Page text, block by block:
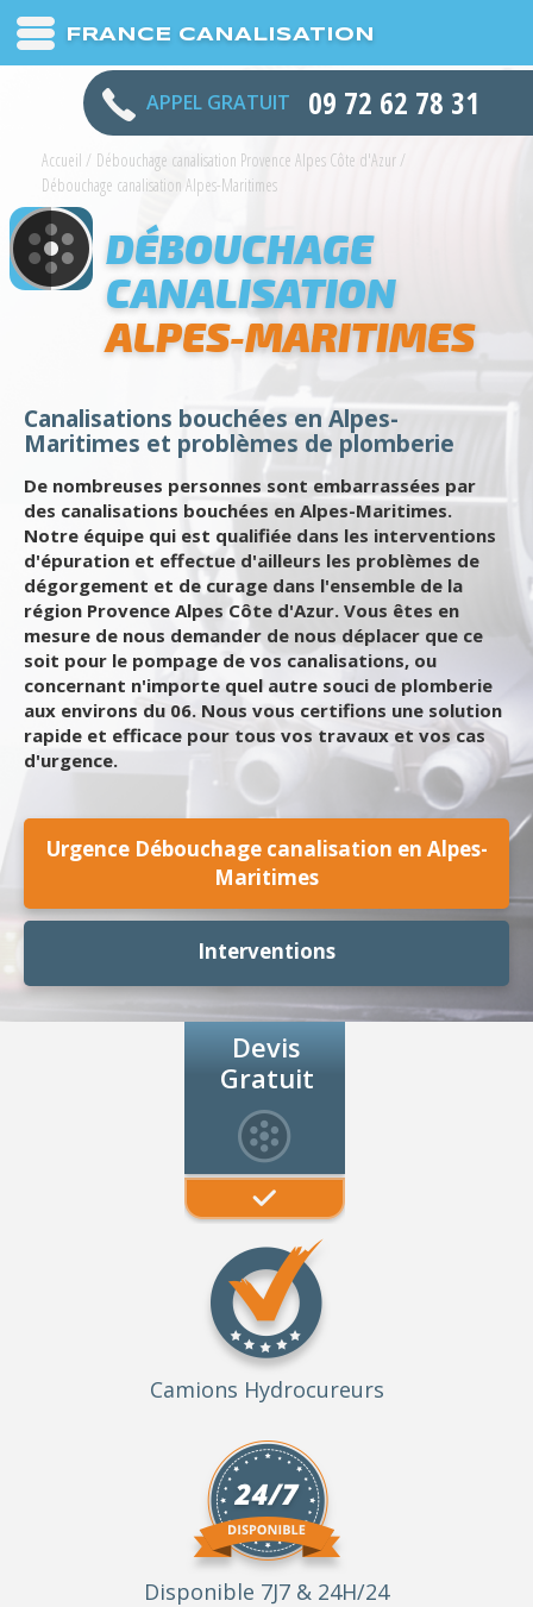
FRANCE CANALISATION
APPEL GRATUIT 09 72 62 78 31
Accueil / Débouchage canalisation Provence Alpes Côte d'Azur/
Débouchage canalisation Alpes-Maritimes
DÉBOUCHAGE
CANALISATION
ALPES-MARITIMES
Canalisations bouchées en Alpes-
Maritimes et problèmes de plomberie
De nombreuses personnes sont embarrassées par
des canalisations bouchées en Alpes-Maritimes.
Notre équipe qui est qualifiée dans les interventions
d'épuration et effectue d'ailleurs les problèmes de
dégorgement et de curage dans l'ensemble de la
région Provence Alpes Côte d'Azur. Vous êtes en
mesure de nous demander de nous déplacer que ce
soit pour le pompage de vos canalisations, ou
concernant n'importe quel autre souci de plomberie
aux environs du 06. Nous vous certifions une solution
rapide et efficace pour tous vos travaux et vos cas
d'urgence.
Urgence Débouchage canalisation en Alpes-
Maritimes
Interventions
Devis
Gratuit
Camions Hydrocureurs
Disponible 7J7 & 24H/24